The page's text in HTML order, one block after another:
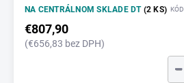
NA CENTRÁLNOM SKLADE DT (2 KS)
€807,90
(€656,83 bez DPH)
−